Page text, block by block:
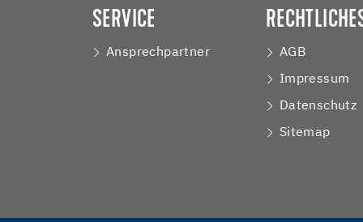
SERVICE
Ansprechpartner AGB
Impressum
Datenschutz
Sitemap